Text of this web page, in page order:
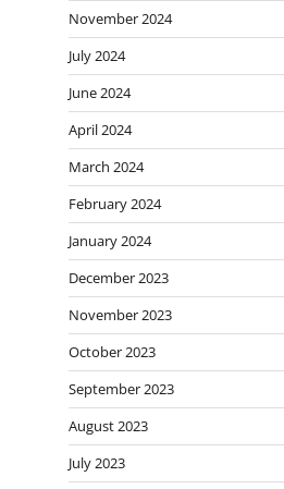
November 2024
July 2024
June 2024
April 2024
March 2024
February 2024
January 2024
December 2023
November 2023
October 2023
September 2023
August 2023
July 2023